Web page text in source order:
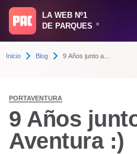
LA WEB Nº1
DE PARQUES
®
Inicio Blog 9 Años junto a...
PORTAVENTURA
9 Años
Aventura :)